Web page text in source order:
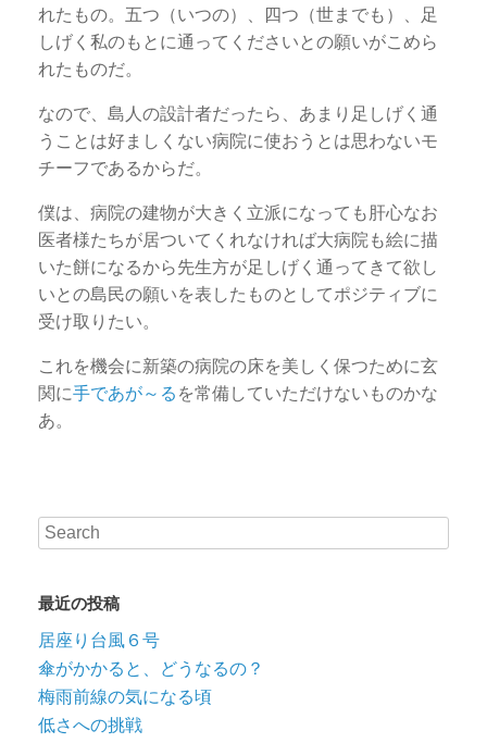
れたもの。五つ（いつの）、四つ（世までも）、足
しげく私のもとに通ってくださいとの願いがこめら
れたものだ。
なので、島人の設計者だったら、あまり足しげく通
うことは好ましくない病院に使おうとは思わないモ
チーフであるからだ。
僕は、病院の建物が大きく立派になっても肝心なお
医者様たちが居ついてくれなければ大病院も絵に描
いた餅になるから先生方が足しげく通ってきて欲し
いとの島民の願いを表したものとしてポジティブに
受け取りたい。
これを機会に新築の病院の床を美しく保つために玄
関に手であが～る を常備していただけないものかな
あ。
最近の投稿
居座り台風６号
傘がかかると、どうなるの？
梅雨前線の気になる頃
低さへの挑戦